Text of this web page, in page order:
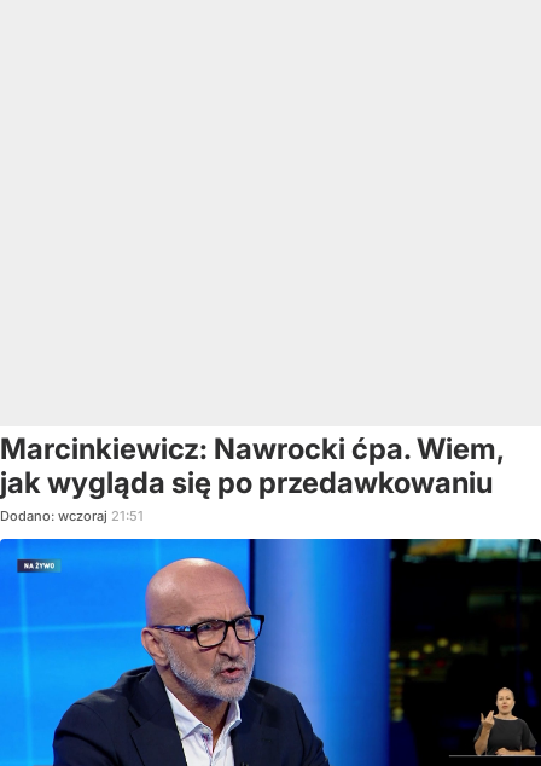
Marcinkiewicz: Nawrocki ćpa. Wiem,
jak wygląda się po przedawkowaniu
Dodano: wczoraj 21:51